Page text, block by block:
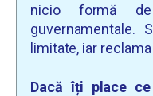
nicio formă
guvernamentale.
limitate, iar
Dacă îți place